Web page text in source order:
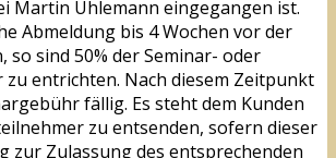
Martin Uhlemann eingegangen ist.
Abmeldung bis 4 Wochen vor der
so sind 50% der Seminar- oder
entrichten. Nach diesem Zeitpunkt
fällig. Es steht dem Kunden
zu entsenden, sofern dieser
zur Zulassung des entsprechenden